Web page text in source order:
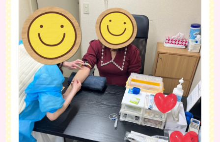
105分
ネット指名
8,500円
180分
ネット指名
15,000円 ×1名
合計3人 お給料 31.000円
【女性Ｃさん】
12：00～23：00勤務
60分
本指名
7,000円 ×2名